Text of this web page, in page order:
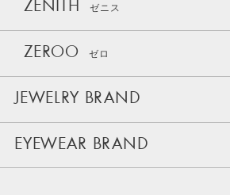
ZENITH ゼニス
ZEROO ゼロ
JEWELRY BRAND
EYEWEAR BRAND